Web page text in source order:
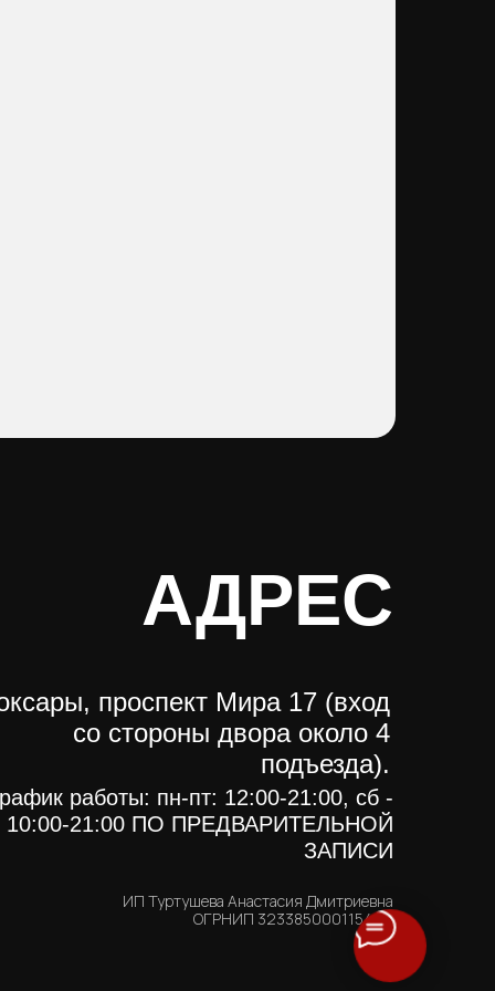
АДРЕС
проспект Мира 17 (вход
со стороны двора около 4
подъезда).
работы: пн-пт: 12:00-21:00, сб -
10:00-21:00 ПО ПРЕДВАРИТЕЛЬНОЙ
ЗАПИСИ
ИП Туртушева Анастасия Дмитриевна
ОГРНИП 323385000115494